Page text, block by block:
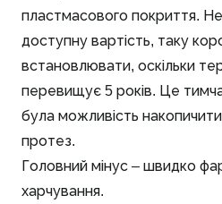
пластмасового покриття.
доступну вартість, таку
встановлювати, оскільки
перевищує 5 років. Це
була можливість накопичити
протез.
Головний мінус – швидко
харчування.